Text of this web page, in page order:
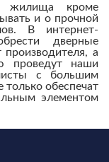
жилища кроме
и о прочной
В интернет-
дверные
а
проведут наши
с большим
только обеспечат
элементом